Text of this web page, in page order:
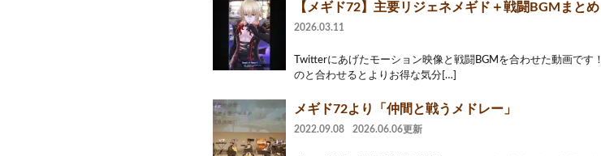
【メギド72】主要リジェネメギド＋戦闘BGMまとめ
2026.03.11
Twitterにあげたモーション映像と戦闘BGMを合わせた動画で
のと合わせるとよりお得な気分[…]
メギド72より「仲間と戦うメドレー」
2022.09.08 2026.06.06更新